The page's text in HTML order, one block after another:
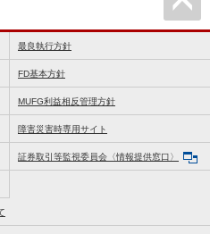
最良執行方針
FD基本方針
MUFG利益相反管理方針
障害災害時専用サイト
証券取引等監視委員会〈情報提供窓口〉